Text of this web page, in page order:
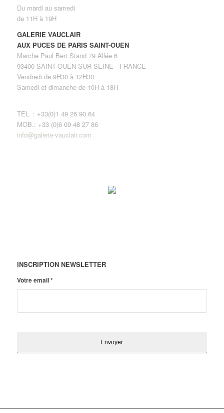
Du mardi au samedi
de 11H à 19H
GALERIE VAUCLAIR
AUX PUCES DE PARIS SAINT-OUEN
Marche Paul Bert Stand 79 Allée 6
93400 SAINT-OUEN-SUR-SEINE - FRANCE
Vendredi de 9H30 à 12H30
Samedi et dimanche de 10H à 18H
TEL. : +33(0)1 49 26 90 64
MOB.: +33 (0)6 09 48 27 86
info@galerie-vauclair.com
INSCRIPTION NEWSLETTER
Votre email*